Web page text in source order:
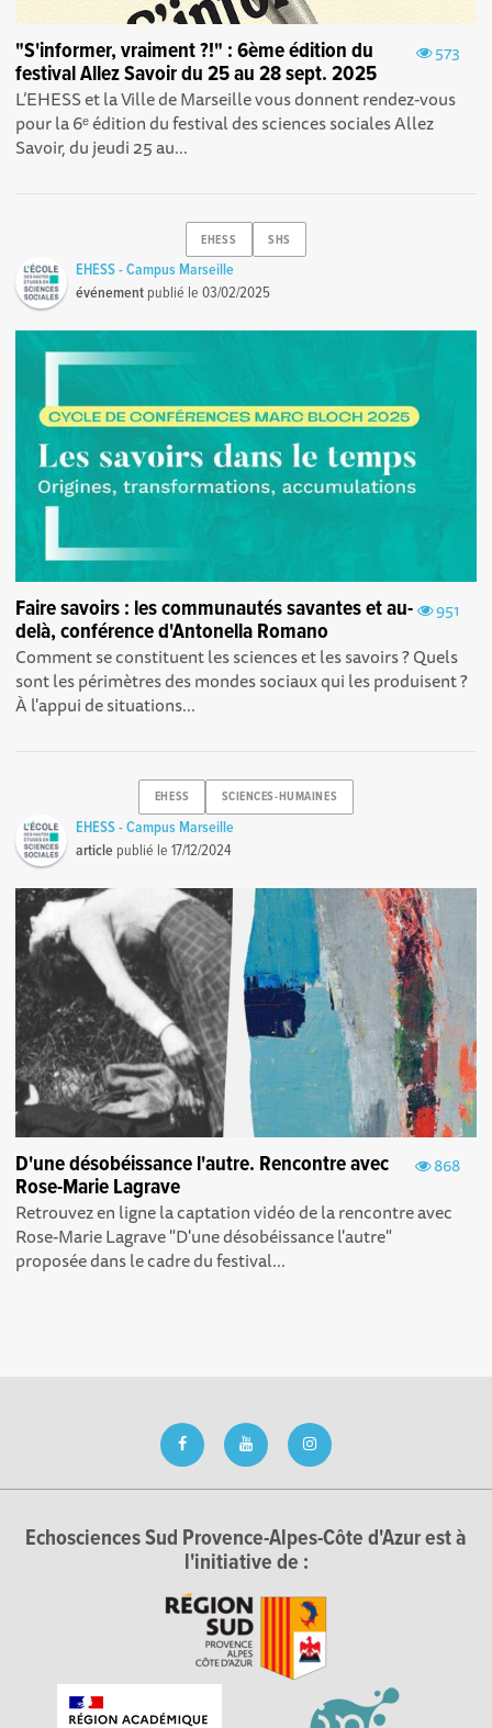
573
"S'informer, vraiment ?!" : 6ème édition du
festival Allez Savoir du 25 au 28 sept. 2025
L’EHESS et la Ville de Marseille vous donnent rendez-vous
pour la 6ᵉ édition du festival des sciences sociales Allez
Savoir, du jeudi 25 au...
EHESS SHS
EHESS - Campus Marseille
événement publié le03/02/2025
951
Faire savoirs : les communautés savantes et au-
delà, conférence d'Antonella Romano
Comment se constituent les sciences et les savoirs ? Quels
sont les périmètres des mondes sociaux qui les produisent ?
À l'appui de situations...
EHESS SCIENCES-HUMAINES
EHESS - Campus Marseille
article publié le17/12/2024
868
D'une désobéissance l'autre. Rencontre avec
Rose-Marie Lagrave
Retrouvez en ligne la captation vidéo de la rencontre avec
Rose-Marie Lagrave "D'une désobéissance l'autre"
proposée dans le cadre du festival...
Echosciences Sud Provence-Alpes-Côte d'Azur est à
l'initiative de :